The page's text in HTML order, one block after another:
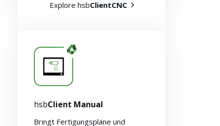
Explore hsbClientCNC
hsbClient Manual
Bringt Fertigungspläne und